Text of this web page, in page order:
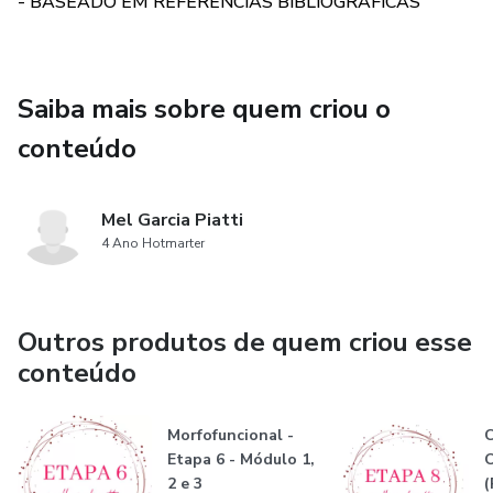
Saiba mais sobre quem criou o
conteúdo
Mel Garcia Piatti
4 Ano Hotmarter
Outros produtos de quem criou esse
conteúdo
Morfofuncional -
Etapa 6 - Módulo 1,
2 e 3